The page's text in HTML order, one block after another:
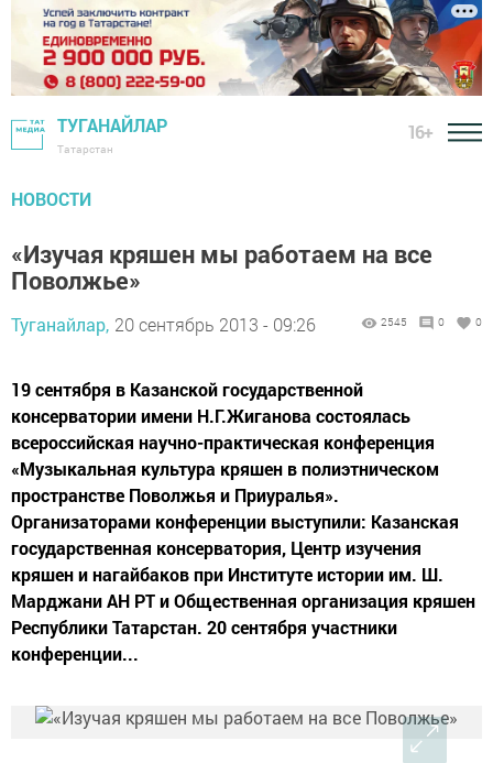
ТУГАНАЙЛАР
Татарстан
16+
НОВОСТИ
«Изучая кряшен мы работаем на все
Поволжье»
Туганайлар, 20 сентябрь 2013 - 09:26 2545 0 0
19 сентября в Казанской государственной
консерватории имени Н.Г.Жиганова состоялась
всероссийская научно-практическая конференция
«Музыкальная культура кряшен в полиэтническом
пространстве Поволжья и Приуралья».
Организаторами конференции выступили: Казанская
государственная консерватория, Центр изучения
кряшен и нагайбаков при Институте истории им. Ш.
Марджани АН РТ и Общественная организация кряшен
Республики Татарстан. 20 сентября участники
конференции...